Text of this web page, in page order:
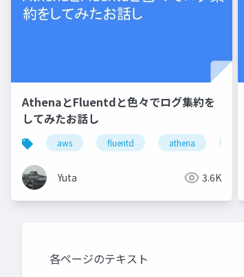
AthenaとFluentdと色々でログ集約を
してみたお話し
aws fluentd athena
Yuta 3.6K
各ページのテキスト